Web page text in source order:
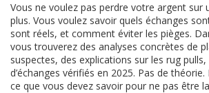
Vous ne voulez pas perdre votre argent sur
plus. Vous voulez savoir quels échanges
sont réels, et comment éviter les pièges.
vous trouverez des analyses concrètes de
suspectes, des explications sur les rug
d’échanges vérifiés en 2025. Pas de
ce que vous devez savoir pour ne pas être